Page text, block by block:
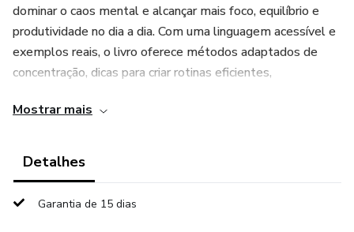
dominar o caos mental e alcançar mais foco, equilíbrio e
produtividade no dia a dia. Com uma linguagem acessível e
exemplos reais, o livro oferece métodos adaptados de
concentração, dicas para criar rotinas eficientes,
práticos de auto-organização.
Mais do que um manual, é um convite para compreender
aprender a trabalhar em harmonia com ela. Ideal para quem
Mostrar mais
Detalhes
Garantia de 15 dias